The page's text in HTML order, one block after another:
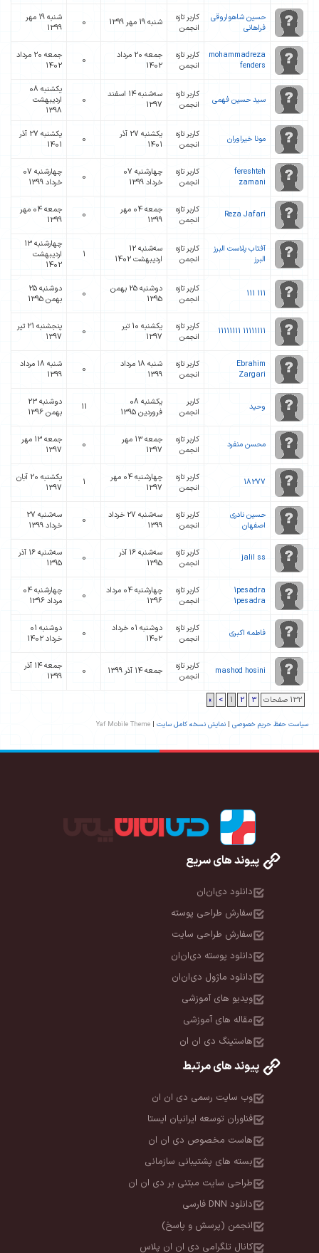
حسین شاهواروقی
فراهانی
کاربر تازه
انجمن
شنبه 19 مهر 1399 0
شنبه 19 مهر
1399
mohammadreza
fenders
کاربر تازه
انجمن
جمعه 20 مرداد
1402
0
جمعه 20 مرداد
1402
سید حسین فهمی
کاربر تازه
انجمن
ﺳﻪشنبه 14 اسفند
1397
0
یکشنبه 08
ارديبهشت
1398
مونا خیراوران
کاربر تازه
انجمن
یکشنبه 27 آذر
1401
0
یکشنبه 27 آذر
1401
fereshteh
zamani
کاربر تازه
انجمن
چهارشنبه 07
خرداد 1399
0
چهارشنبه 07
خرداد 1399
Reza Jafari
کاربر تازه
انجمن
جمعه 04 مهر
1399
0
جمعه 04 مهر
1399
آفتاب پلاست البرز
البرز
کاربر تازه
انجمن
ﺳﻪشنبه 12
ارديبهشت 1402
1
چهارشنبه 13
ارديبهشت
1402
111 111
کاربر تازه
انجمن
دوشنبه 25 بهمن
1395
0
دوشنبه 25
بهمن 1395
11111111 11111111
کاربر تازه
انجمن
یکشنبه 10 تير
1397
0
پنجشنبه 21 تير
1397
Ebrahim
Zargari
کاربر تازه
انجمن
شنبه 18 مرداد
1399
0
شنبه 18 مرداد
1399
وحید
کاربر
انجمن
یکشنبه 08
فروردین 1395
11
دوشنبه 23
بهمن 1396
محسن منفرد
کاربر تازه
انجمن
جمعه 13 مهر
1397
0
جمعه 13 مهر
1397
18277
کاربر تازه
انجمن
چهارشنبه 04 مهر
1397
1
یکشنبه 20 آبان
1397
حسین نادری
اصفهان
کاربر تازه
انجمن
ﺳﻪشنبه 27 خرداد
1399
0
ﺳﻪشنبه 27
خرداد 1399
jalil ss
کاربر تازه
انجمن
ﺳﻪشنبه 16 آذر
1395
0
ﺳﻪشنبه 16 آذر
1395
1pesadra
1pesadra
کاربر تازه
انجمن
چهارشنبه 04 مرداد
1396
0
چهارشنبه 04
مرداد 1396
فاطمه اکبری
کاربر تازه
انجمن
دوشنبه 01 خرداد
1402
0
دوشنبه 01
خرداد 1402
mashod hosini
کاربر تازه
انجمن
جمعه 14 آذر 1399 0
جمعه 14 آذر
1399
132 صفحات 1 2 3
>
»
سیاست حفظ حریم خصوصی | نمایش نسخه کامل سایت |
Yaf Mobile Theme
پیوند های سریع
دانلود دی‌ان‌ان
سفارش طراحی پوسته
سفارش طراحی سایت
دانلود پوسته دی‌ان‌ان
دانلود ماژول دی‌ان‌ان
ویدیو های آموزشی
مقاله های آموزشی
هاستینگ دی ان ان
پیوند های مرتبط
وب سایت رسمی دی ان ان
فناوران توسعه ایرانیان ایستا
هاست مخصوص دی ان ان
بسته های پشتیبانی سازمانی
طراحی سایت مبتنی بر دی ان ان
دانلود DNN فارسی
انجمن (پرسش و پاسخ)
کانال تلگرامی دی ان ان پلاس